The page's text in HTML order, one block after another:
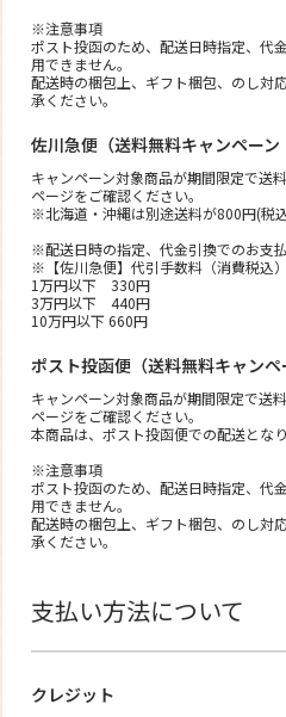
※注意事項
ポスト投函のため、配送日時指定、代
用できません。
配送時の梱包上、ギフト梱包、のし対
承ください。
佐川急便（送料無料キャンペーン
キャンペーン対象商品が期間限定で送
ページをご確認ください。
※北海道・沖縄は別途送料が800円(税込
※配送日時の指定、代金引換でのお支
※【佐川急便】代引手数料（消費税込）
1万円以下 330円
3万円以下 440円
10万円以下 660円
ポスト投函便（送料無料キャンペ
キャンペーン対象商品が期間限定で送
ページをご確認ください。
本商品は、ポスト投函便での配送となり
※注意事項
ポスト投函のため、配送日時指定、代
用できません。
配送時の梱包上、ギフト梱包、のし対
承ください。
支払い方法について
クレジット